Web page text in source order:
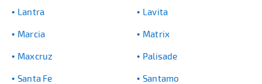
Lantra Lavita
Marcia Matrix
Maxcruz Palisade
Santa Fe Santamo